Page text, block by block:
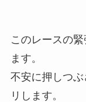
このレースの
ます。
不安に押しつ
リします。